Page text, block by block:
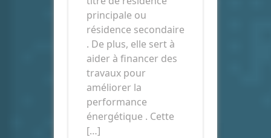
principale ou
résidence secondaire
. De plus, elle sert à
aider à financer des
travaux pour
améliorer la
performance
énergétique . Cette
[…]